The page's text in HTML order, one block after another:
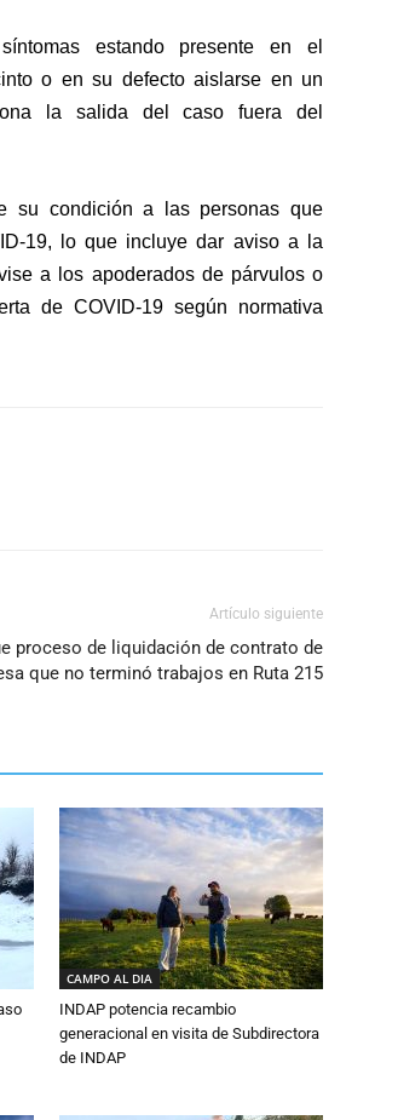
para
aumentar
o
volumen.
estando presente en el
o en su defecto aislarse en un
la salida del caso fuera del
su condición a las personas que
19, lo que incluye dar aviso a la
a los apoderados de párvulos o
de COVID-19 según normativa
Artículo siguiente
proceso de liquidación de contrato de
que no terminó trabajos en Ruta 215
CAMPO AL DIA
INDAP potencia recambio
generacional en visita de Subdirectora
de INDAP